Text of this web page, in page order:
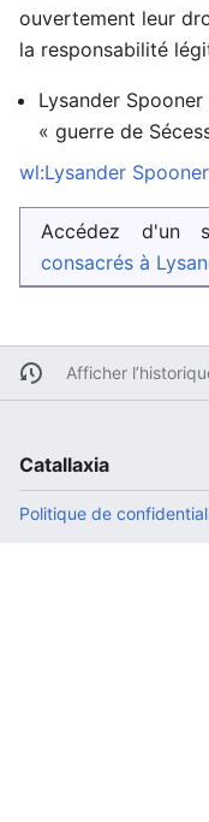
ouvertement leur
la responsabilité
Lysander
« guerre de
wl:Lysander Spooner
Accédez d'un
consacrés à
Afficher
Catallaxia
Politique de